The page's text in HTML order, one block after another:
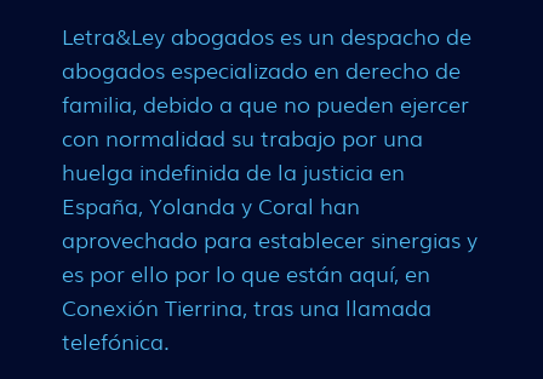
Letra&Ley abogados es un despacho de
abogados especializado en derecho de
familia, debido a que no pueden ejercer
con normalidad su trabajo por una
huelga indefinida de la justicia en
España, Yolanda y Coral han
aprovechado para establecer sinergias y
es por ello por lo que están aquí, en
Conexión Tierrina, tras una llamada
telefónica.